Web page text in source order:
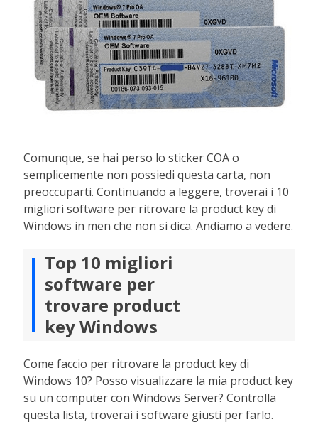
Comunque, se hai perso lo sticker COA o
semplicemente non possiedi questa carta, non
preoccuparti. Continuando a leggere, troverai i 10
migliori software per ritrovare la product key di
Windows in men che non si dica. Andiamo a vedere.
Top 10 migliori
software per
trovare product
key Windows
Come faccio per ritrovare la product key di
Windows 10? Posso visualizzare la mia product key
su un computer con Windows Server? Controlla
questa lista, troverai i software giusti per farlo.